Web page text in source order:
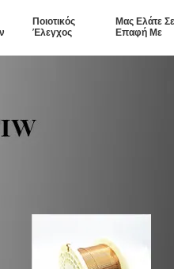
Ποιοτικός
Έλεγχος
Μας Ελάτε Σε
Επαφή Με